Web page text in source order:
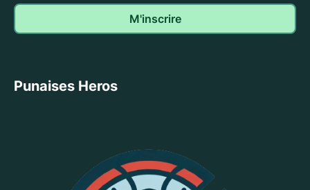
Punaises Heros